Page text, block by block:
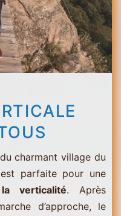
charmant village du
parfaite pour une
verticalité. Après
d’approche, le